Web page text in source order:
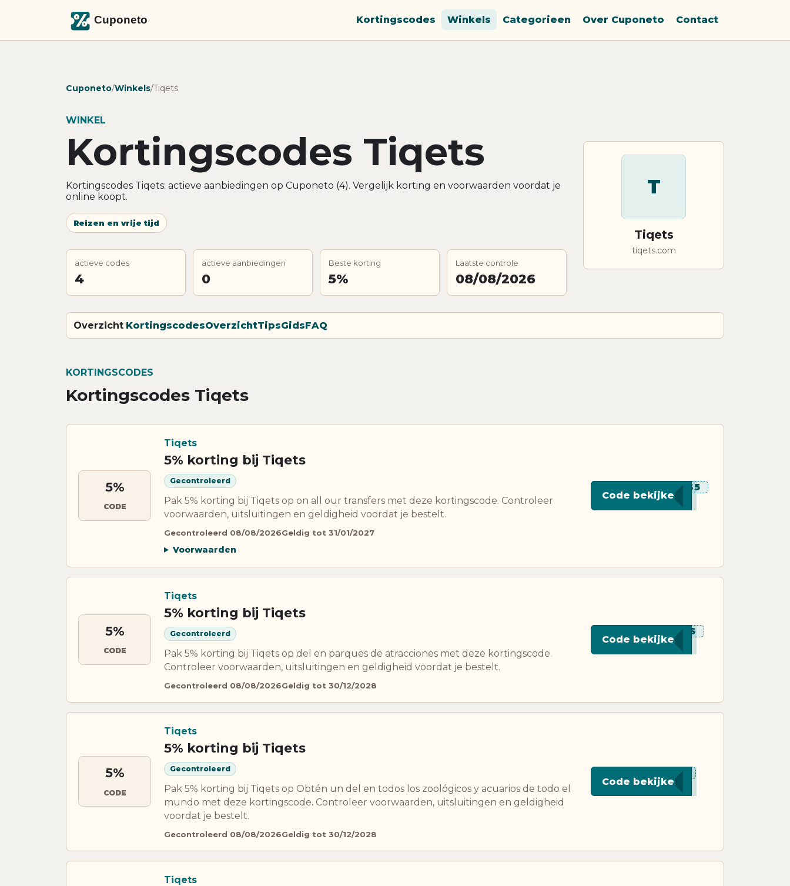
Kortingscodes Winkels Categorieen Over Cuponeto Contact
Cuponeto/Winkels/Tiqets
WINKEL
Kortingscodes Tiqets
Kortingscodes Tiqets: actieve aanbiedingen op Cuponeto (4). Vergelijk korting en voorwaarden voordat je
online koopt.
Reizen en vrije tijd
actieve codes
4
actieve aanbiedingen
0
Beste korting
5%
Laatste controle
08/08/2026
T
Tiqets
tiqets.com
Overzicht KortingscodesOverzichtTipsGidsFAQ
KORTINGSCODES
Kortingscodes Tiqets
5%
CODE
Tiqets
5% korting bij Tiqets
Gecontroleerd
Pak 5% korting bij Tiqets op on all our transfers met deze kortingscode. Controleer
voorwaarden, uitsluitingen en geldigheid voordat je bestelt.
Gecontroleerd 08/08/2026Geldig tot 31/01/2027
Voorwaarden
*******RS5
Code bekijken
5%
CODE
Tiqets
5% korting bij Tiqets
Gecontroleerd
Pak 5% korting bij Tiqets op del en parques de atracciones met deze kortingscode.
Controleer voorwaarden, uitsluitingen en geldigheid voordat je bestelt.
Gecontroleerd 08/08/2026Geldig tot 30/12/2028
******RKS
Code bekijken
5%
CODE
Tiqets
5% korting bij Tiqets
Gecontroleerd
Pak 5% korting bij Tiqets op Obtén un del en todos los zoológicos y acuarios de todo el
mundo met deze kortingscode. Controleer voorwaarden, uitsluitingen en geldigheid
voordat je bestelt.
Gecontroleerd 08/08/2026Geldig tot 30/12/2028
****ZOO
Code bekijken
Tiqets